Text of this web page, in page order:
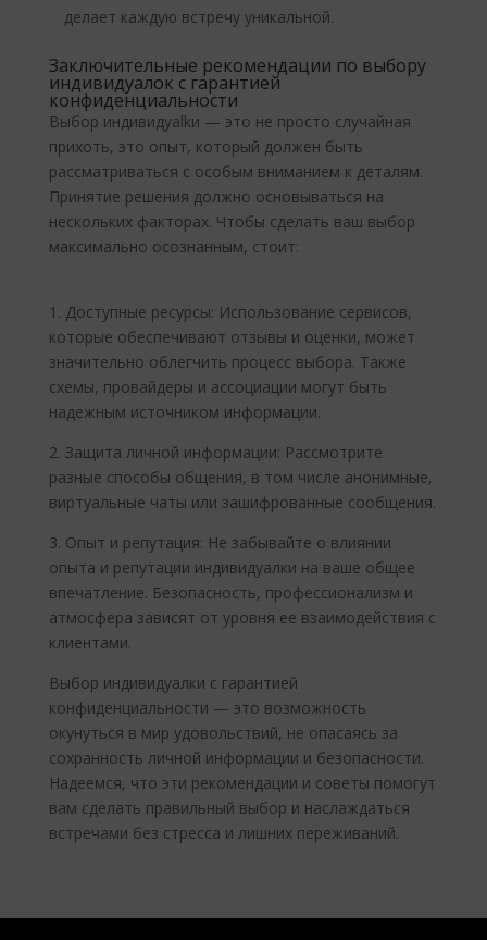
делает каждую встречу уникальной.
Заключительные рекомендации по выбору
индивидуалок с гарантией
конфиденциальности
Выбор индивидуalkи — это не просто случайная
прихоть, это опыт, который должен быть
рассматриваться с особым вниманием к деталям.
Принятие решения должно основываться на
нескольких факторах. Чтобы сделать ваш выбор
максимально осознанным, стоит:
1. Доступные ресурсы: Использование сервисов,
которые обеспечивают отзывы и оценки, может
значительно облегчить процесс выбора. Также
схемы, провайдеры и ассоциации могут быть
надежным источником информации.
2. Защита личной информации: Рассмотрите
разные способы общения, в том числе анонимные,
виртуальные чаты или зашифрованные сообщения.
3. Опыт и репутация: Не забывайте о влиянии
опыта и репутации индивидуалки на ваше общее
впечатление. Безопасность, профессионализм и
атмосфера зависят от уровня ее взаимодействия с
клиентами.
Выбор индивидуалки с гарантией
конфиденциальности — это возможность
окунуться в мир удовольствий, не опасаясь за
сохранность личной информации и безопасности.
Надеемся, что эти рекомендации и советы помогут
вам сделать правильный выбор и наслаждаться
встречами без стресса и лишних переживаний.